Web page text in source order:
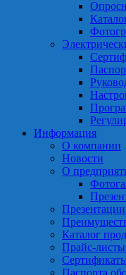
Информация
О компании
Новости
О
Каталог
Прайс-
Паспорта